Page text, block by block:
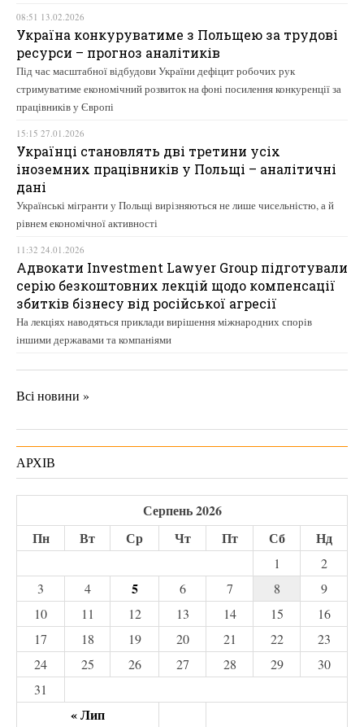
08:51 13.02.2026
Україна конкуруватиме з Польщею за трудові
ресурси – прогноз аналітиків
Під час масштабної відбудови України дефіцит робочих рук
стримуватиме економічний розвиток на фоні посилення конкуренції за
працівників у Європі
15:15 27.01.2026
Українці становлять дві третини усіх
іноземних працівників у Польщі – аналітичні
дані
Українські мігранти у Польщі вирізняються не лише чисельністю, а й
рівнем економічної активності
11:32 24.01.2026
Адвокати Investment Lawyer Group підготували
серію безкоштовних лекцій щодо компенсації
збитків бізнесу від російської агресії
На лекціях наводяться приклади вирішення міжнародних спорів
іншими державами та компаніями
Всі новини »
АРХІВ
Серпень 2026
Пн
Вт Ср Чт Пт Сб Нд
« Лип
1
2
3
4 5 6 7 8
9
10
11 12 13 14 15
16
17
18 19 20 21 22
23
24
25 26 27 28 29
30
31